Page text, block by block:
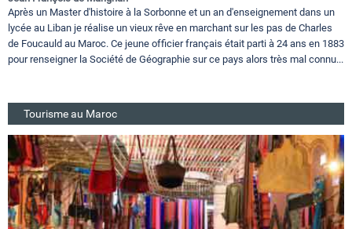
Après un Master d'histoire à la Sorbonne et un an d'enseignement dans un
lycée au Liban je réalise un vieux rêve en marchant sur les pas de Charles
de Foucauld au Maroc. Ce jeune officier français était parti à 24 ans en 1883
pour renseigner la Société de Géographie sur ce pays alors très mal connu...
Tourisme au Maroc